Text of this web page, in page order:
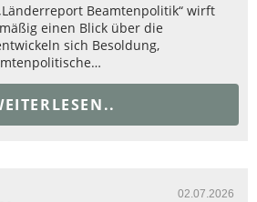
Beamtenpolitik“ wirft
einen Blick über die
sich Besoldung,
02.07.2026